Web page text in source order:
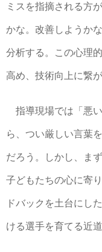
ミスを指摘される方
かな。改善しようか
分析する。この心理
高め、技術向上に繋が
指導現場では「悪
ら、つい厳しい言葉
だろう。しかし、ま
子どもたちの心に寄
ドバックを土台にし
ける選手を育てる近